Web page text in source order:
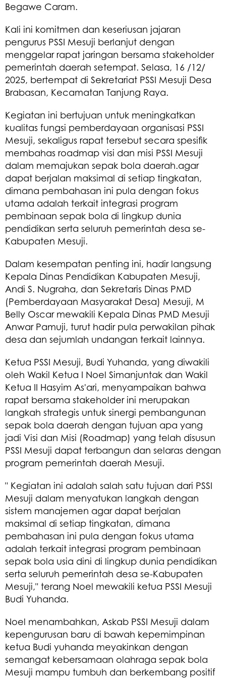
Begawe Caram.
Kali ini komitmen dan keseriusan jajaran
pengurus PSSI Mesuji berlanjut dengan
menggelar rapat jaringan bersama stakeholder
pemerintah daerah setempat. Selasa, 16 /12/
2025, bertempat di Sekretariat PSSI Mesuji Desa
Brabasan, Kecamatan Tanjung Raya.
Kegiatan ini bertujuan untuk meningkatkan
kualitas fungsi pemberdayaan organisasi PSSI
Mesuji, sekaligus rapat tersebut secara spesifik
membahas roadmap visi dan misi PSSI Mesuji
dalam memajukan sepak bola daerah.agar
dapat berjalan maksimal di setiap tingkatan,
dimana pembahasan ini pula dengan fokus
utama adalah terkait integrasi program
pembinaan sepak bola di lingkup dunia
pendidikan serta seluruh pemerintah desa se-
Kabupaten Mesuji.
Dalam kesempatan penting ini, hadir langsung
Kepala Dinas Pendidikan Kabupaten Mesuji,
Andi S. Nugraha, dan Sekretaris Dinas PMD
(Pemberdayaan Masyarakat Desa) Mesuji, M
Belly Oscar mewakili Kepala Dinas PMD Mesuji
Anwar Pamuji, turut hadir pula perwakilan pihak
desa dan sejumlah undangan terkait lainnya.
Ketua PSSI Mesuji, Budi Yuhanda, yang diwakili
oleh Wakil Ketua I Noel Simanjuntak dan Wakil
Ketua II Hasyim As'ari, menyampaikan bahwa
rapat bersama stakeholder ini merupakan
langkah strategis untuk sinergi pembangunan
sepak bola daerah dengan tujuan apa yang
jadi Visi dan Misi (Roadmap) yang telah disusun
PSSI Mesuji dapat terbangun dan selaras dengan
program pemerintah daerah Mesuji.
" Kegiatan ini adalah salah satu tujuan dari PSSI
Mesuji dalam menyatukan langkah dengan
sistem manajemen agar dapat berjalan
maksimal di setiap tingkatan, dimana
pembahasan ini pula dengan fokus utama
adalah terkait integrasi program pembinaan
sepak bola usia dini di lingkup dunia pendidikan
serta seluruh pemerintah desa se-Kabupaten
Mesuji," terang Noel mewakili ketua PSSI Mesuji
Budi Yuhanda.
Noel menambahkan, Askab PSSI Mesuji dalam
kepengurusan baru di bawah kepemimpinan
ketua Budi yuhanda meyakinkan dengan
semangat kebersamaan olahraga sepak bola
Mesuji mampu tumbuh dan berkembang positif